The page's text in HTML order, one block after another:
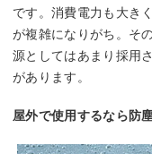
です。消費電力も大き
が複雑になりがち。そ
源としてはあまり採用
があります。
屋外で使用するなら防